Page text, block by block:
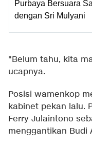
Purbaya Bersuara
dengan Sri Mulyani
"Belum tahu, kita
ucapnya.
Posisi wamenkop
kabinet pekan lalu.
Ferry Julaintono
menggantikan Budi